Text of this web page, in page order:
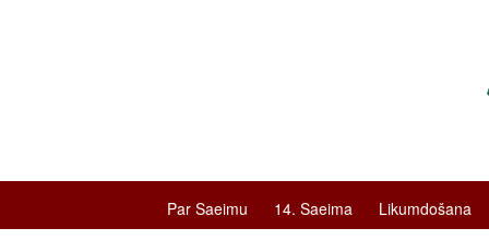
Par Saeimu 14. Saeima Likumdošana